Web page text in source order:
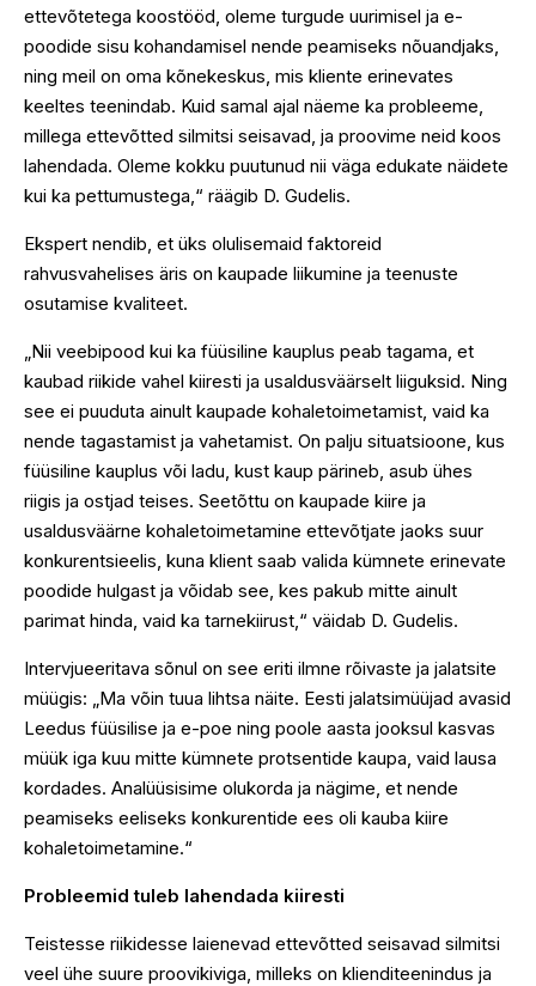
ettevõtetega koostööd, oleme turgude uurimisel ja e-
poodide sisu kohandamisel nende peamiseks nõuandjaks,
ning meil on oma kõnekeskus, mis kliente erinevates
keeltes teenindab. Kuid samal ajal näeme ka probleeme,
millega ettevõtted silmitsi seisavad, ja proovime neid koos
lahendada. Oleme kokku puutunud nii väga edukate näidete
kui ka pettumustega,“ räägib D. Gudelis.
Ekspert nendib, et üks olulisemaid faktoreid
rahvusvahelises äris on kaupade liikumine ja teenuste
osutamise kvaliteet.
„Nii veebipood kui ka füüsiline kauplus peab tagama, et
kaubad riikide vahel kiiresti ja usaldusväärselt liiguksid. Ning
see ei puuduta ainult kaupade kohaletoimetamist, vaid ka
nende tagastamist ja vahetamist. On palju situatsioone, kus
füüsiline kauplus või ladu, kust kaup pärineb, asub ühes
riigis ja ostjad teises. Seetõttu on kaupade kiire ja
usaldusväärne kohaletoimetamine ettevõtjate jaoks suur
konkurentsieelis, kuna klient saab valida kümnete erinevate
poodide hulgast ja võidab see, kes pakub mitte ainult
parimat hinda, vaid ka tarnekiirust,“ väidab D. Gudelis.
Intervjueeritava sõnul on see eriti ilmne rõivaste ja jalatsite
müügis: „Ma võin tuua lihtsa näite. Eesti jalatsimüüjad avasid
Leedus füüsilise ja e-poe ning poole aasta jooksul kasvas
müük iga kuu mitte kümnete protsentide kaupa, vaid lausa
kordades. Analüüsisime olukorda ja nägime, et nende
peamiseks eeliseks konkurentide ees oli kauba kiire
kohaletoimetamine.“
Probleemid tuleb lahendada kiiresti
Teistesse riikidesse laienevad ettevõtted seisavad silmitsi
veel ühe suure proovikiviga, milleks on klienditeenindus ja